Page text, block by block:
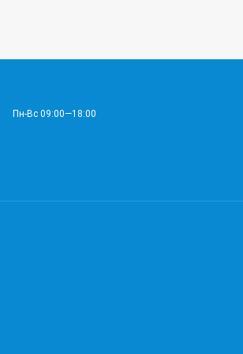
Пн-Вс 09:00—18:00